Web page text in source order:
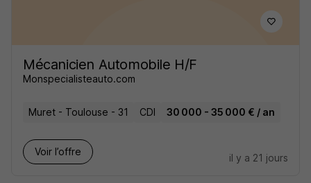
Mécanicien Automobile H/F
Monspecialisteauto.com
Muret - Toulouse - 31 CDI 30 000 - 35 000 € / an
Voir l’offre
il y a 21 jours